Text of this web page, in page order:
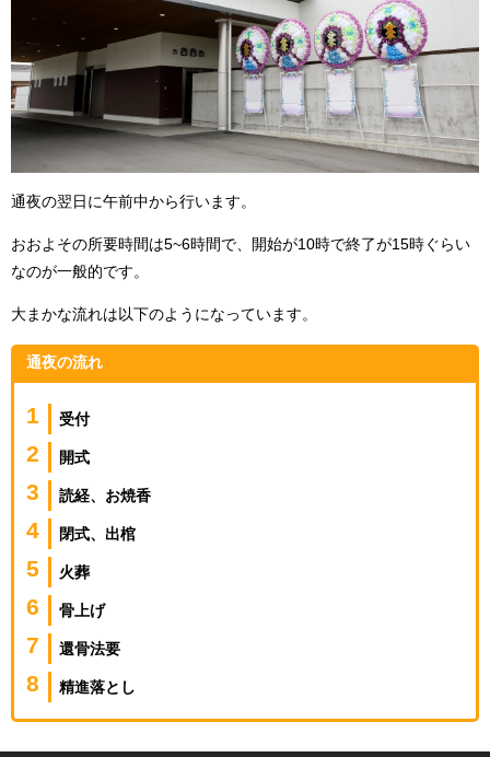
通夜の翌日に午前中から行います。
おおよその所要時間は5~6時間で、開始が10時で終了が15時ぐらい
なのが一般的です。
大まかな流れは以下のようになっています。
通夜の流れ
受付
開式
読経、お焼香
閉式、出棺
火葬
骨上げ
還骨法要
精進落とし